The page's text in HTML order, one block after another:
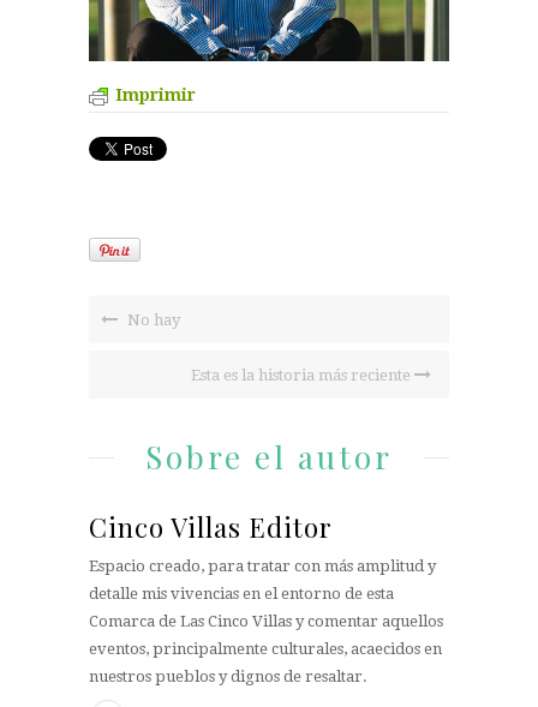
Imprimir
No hay
Esta es la historia más reciente
Sobre el autor
Cinco Villas Editor
Espacio creado, para tratar con más amplitud y
detalle mis vivencias en el entorno de esta
Comarca de Las Cinco Villas y comentar aquellos
eventos, principalmente culturales, acaecidos en
nuestros pueblos y dignos de resaltar.